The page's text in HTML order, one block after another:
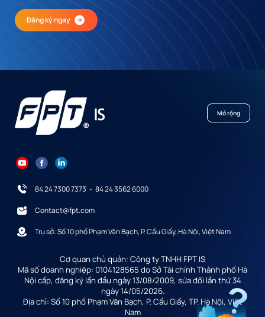
Đăng ký ngay
Mở rộng
84 24 7300 7373 - 84 24 3562 6000
Contact@fpt.com
Trụ sở: Số 10 phố Phạm Văn Bạch, P. Cầu Giấy, Hà Nội, Việt Nam
Cơ quan chủ quản: Công ty TNHH FPT IS
Mã số doanh nghiệp: 0104128565 do Sở Tài chính Thành phố Hà
Nội cấp, đăng ký lần đầu ngày 13/08/2009, sửa đổi lần thứ 34
ngày 14/05/2026.
Địa chỉ: Số 10 phố Phạm Văn Bạch, P. Cầu Giấy, TP. Hà Nội, Việt
Nam